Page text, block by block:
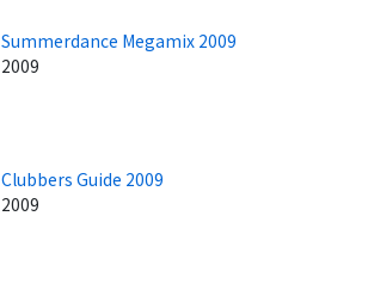
Summerdance Megamix 2009
2009
Clubbers Guide 2009
2009